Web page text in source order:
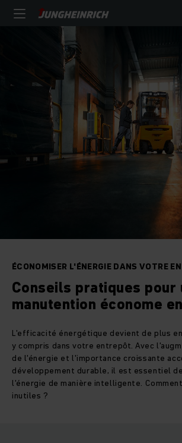
ÉCONOMISER L'ÉNERGIE DANS VOTRE
Conseils pratiques pour
manutention économe
L'efficacité énergétique devient de plus
y compris dans votre entrepôt. Avec
de l'énergie et l'importance croissante
développement durable, il est essentiel
l'énergie de manière intelligente.
inutiles ?